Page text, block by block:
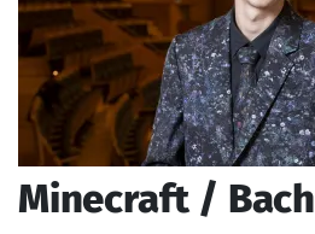
Minecraft / Bach